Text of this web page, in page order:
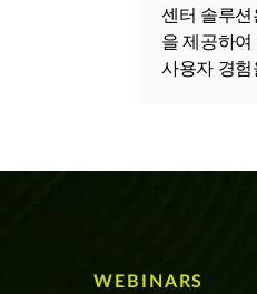
센터 솔루션
을 제공하
사용자 경험
WEBINARS